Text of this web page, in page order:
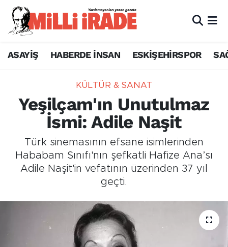
ASAYİŞ HABERDE İNSAN ESKİŞEHİRSPOR
KÜLTÜR & SANAT
Yeşilçam'ın Unutulmaz
İsmi: Adile Naşit
Türk sinemasının efsane isimlerinden
Hababam Sınıfı'nın şefkatli Hafize Ana’sı
Adile Naşit'in vefatının üzerinden 37 yıl
geçti.